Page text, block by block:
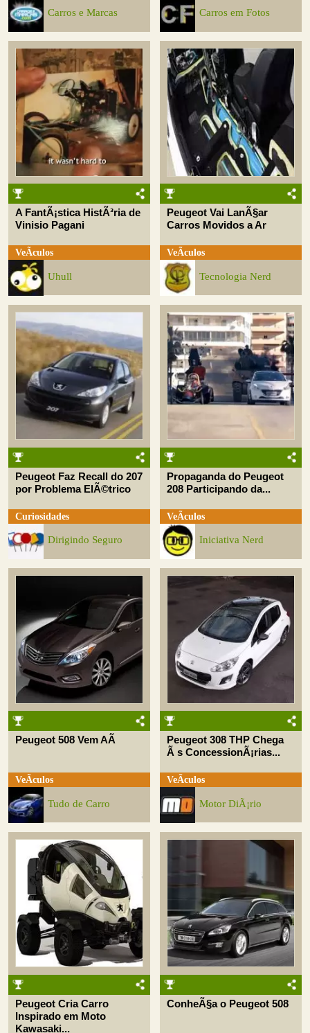
Carros e Marcas Carros em Fotos
A FantÃ¡stica HistÃ³ria de
Vinisio Pagani
VeÃ­culos
Uhull
Peugeot Vai LanÃ§ar
Carros Movidos a Ar
VeÃ­culos
Tecnologia Nerd
Peugeot Faz Recall do 207
por Problema ElÃ©trico
Curiosidades
Dirigindo Seguro
Propaganda do Peugeot
208 Participando da...
VeÃ­culos
Iniciativa Nerd
Peugeot 508 Vem AÃ­
VeÃ­culos
Tudo de Carro
Peugeot 308 THP Chega
Ã s ConcessionÃ¡rias...
VeÃ­culos
Motor DiÃ¡rio
Peugeot Cria Carro
Inspirado em Moto
Kawasaki...
ConheÃ§a o Peugeot 508